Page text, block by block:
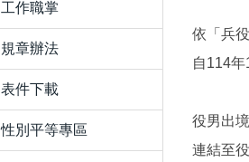
工作職掌
規章辦法
表件下載
性別平等專區
依「兵
自114
役男出
連結至